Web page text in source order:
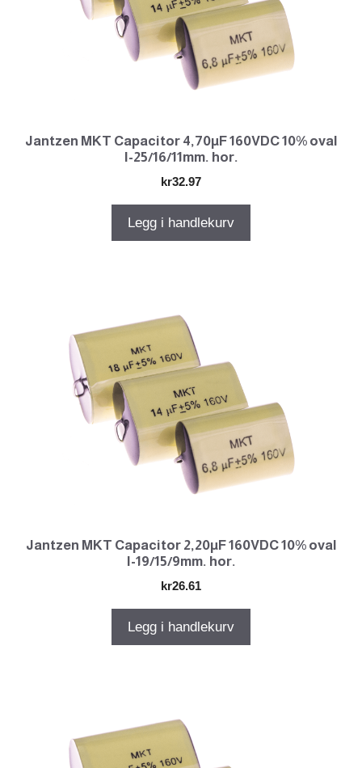
Jantzen MKT Capacitor 4,70µF 160VDC 10% oval
l-25/16/11mm. hor.
kr32.97
Legg i handlekurv
Jantzen MKT Capacitor 2,20µF 160VDC 10% oval
l-19/15/9mm. hor.
kr26.61
Legg i handlekurv